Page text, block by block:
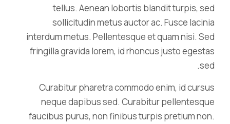
tellus. Aenean lobortis blandit turpis, sed
sollicitudin metus auctor ac. Fusce lacinia
interdum metus. Pellentesque et quam nisi. Sed
fringilla gravida lorem, id rhoncus justo egestas
sed.
Curabitur pharetra commodo enim, id cursus
neque dapibus sed. Curabitur pellentesque
faucibus purus, non finibus turpis pretium non.